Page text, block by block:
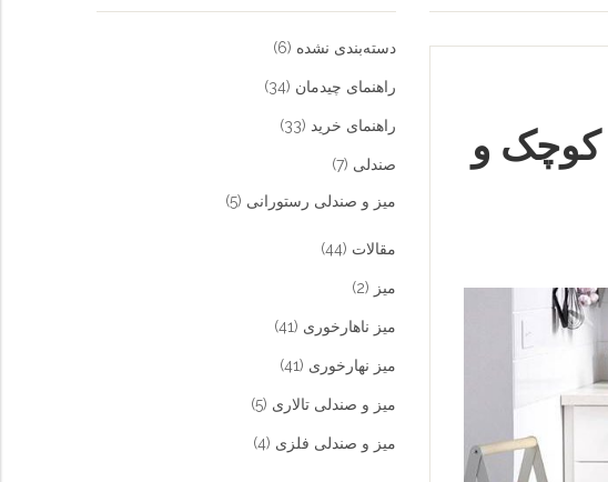
دسته‌بندی نشده (6)
راهنمای چیدمان (34)
راهنمای خرید (33)
صندلی (7)
میز و صندلی رستورانی (5)
مقالات (44)
میز (2)
میز ناهارخوری (41)
میز نهارخوری (41)
میز و صندلی تالاری (5)
میز و صندلی فلزی (4)
کوچک و